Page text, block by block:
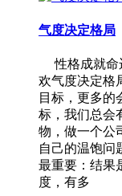
气度决定格局
性格成就命
欢气度决定格
目标，更多的
标，我们总会
物，做一个公
自己的温饱问
最重要：结果
度，有多